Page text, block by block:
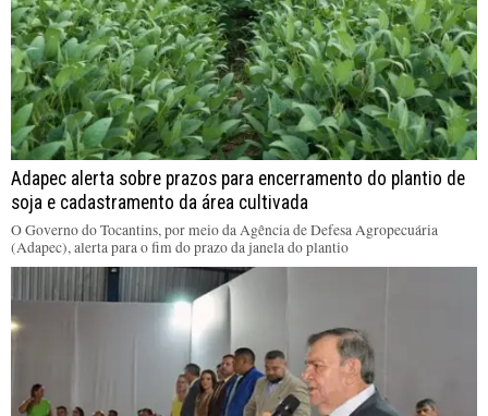
Adapec alerta sobre prazos para encerramento do plantio de
soja e cadastramento da área cultivada
O Governo do Tocantins, por meio da Agência de Defesa Agropecuária
(Adapec), alerta para o fim do prazo da janela do plantio